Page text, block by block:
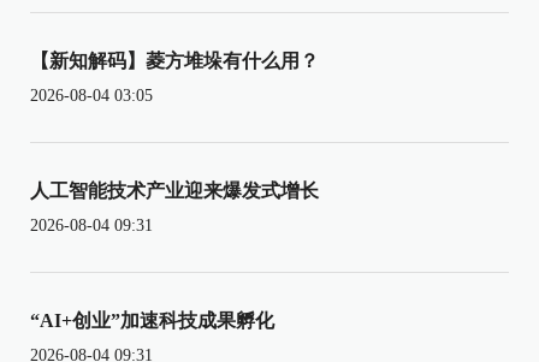
【新知解码】菱方堆垛有什么用？
2026-08-04 03:05
人工智能技术产业迎来爆发式增长
2026-08-04 09:31
“AI+创业”加速科技成果孵化
2026-08-04 09:31